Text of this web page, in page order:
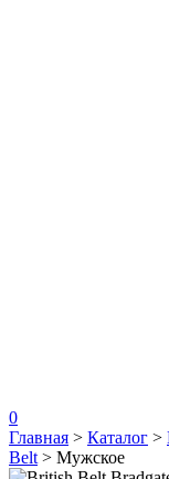
0
Главная > Каталог >
Belt > Мужское